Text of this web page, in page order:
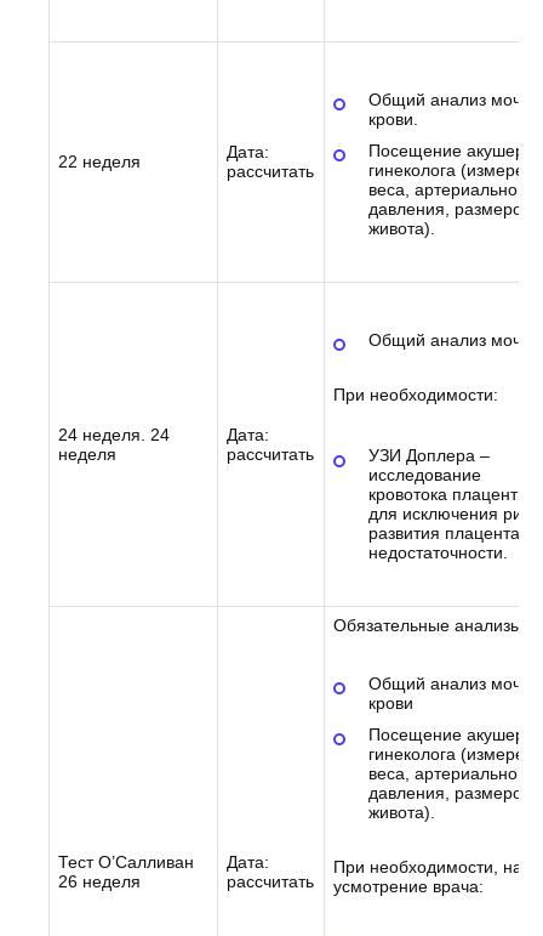
22 неделя
Дата:
рассчитать
Общий анализ мочи
крови.
Посещение акушера-
гинеколога
веса, артериального
давления, размеров
живота).
24 неделя. 24
неделя
Дата:
рассчитать
Общий анализ мочи.
При необходимости:
УЗИ Доплера –
исследование
кровотока плаценты
для исключения
развития
недостаточности.
Тест О’Салливан
26 неделя
Дата:
рассчитать
Обязательные анализы:
Общий анализ мочи
крови
Посещение акушера-
гинеколога
веса, артериального
давления, размеров
живота).
При необходимости, на
усмотрение врача: